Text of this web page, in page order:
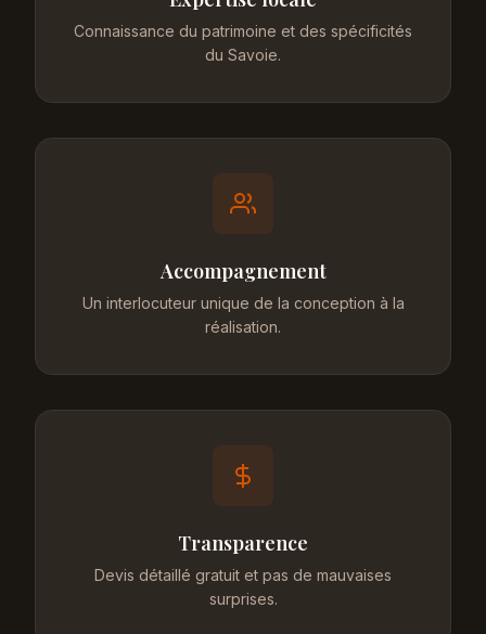
Connaissance du patrimoine et des spécificités
du Savoie.
Accompagnement
Un interlocuteur unique de la conception à la
réalisation.
Transparence
Devis détaillé gratuit et pas de mauvaises
surprises.